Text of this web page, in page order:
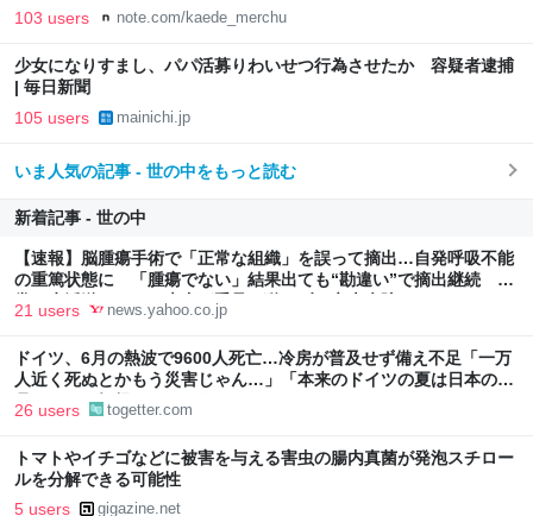
103 users note.com/kaede_merchu
少女になりすまし、パパ活募りわいせつ行為させたか 容疑者逮捕
| 毎日新聞
105 users mainichi.jp
いま人気の記事 - 世の中をもっと読む
新着記事 - 世の中
【速報】脳腫瘍手術で「正常な組織」を誤って摘出…自発呼吸不能
の重篤状態に 「腫瘍でない」結果出ても“勘違い”で摘出継続 通
常の生活送っていた患者が手足も動かず 京大病院（MBSニュー
ス） - Yahoo!ニュース
21 users news.yahoo.co.jp
ドイツ、6月の熱波で9600人死亡…冷房が普及せず備え不足「一万
人近く死ぬとかもう災害じゃん…」「本来のドイツの夏は日本の10
月ぐらいの気候やからねえ」
26 users togetter.com
トマトやイチゴなどに被害を与える害虫の腸内真菌が発泡スチロー
ルを分解できる可能性
5 users gigazine.net